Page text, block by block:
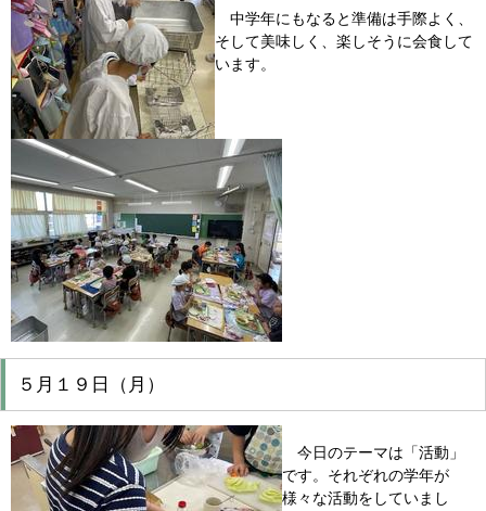
中学年にもなると準備は手際よく、
そして美味しく、楽しそうに会食して
います。
５月１９日（月）
今日のテーマは「活動」
です。それぞれの学年が
様々な活動をしていまし